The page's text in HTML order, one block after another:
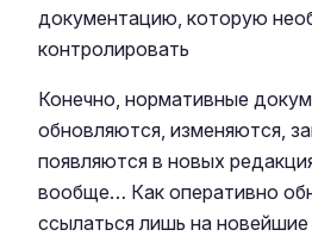
документацию, которую
контролировать
Конечно, нормативные
обновляются, изменяются,
появляются в новых
вообще… Как оперативно
ссылаться лишь на